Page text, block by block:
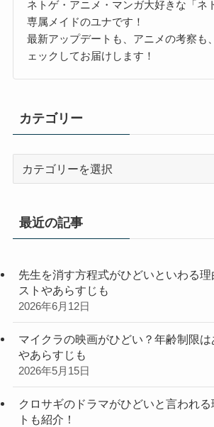
ネトゲ・アニメ・マンガ大好きな「ネ
専属メイドのユナです！
最新アップデートも、アニメの考察も
ェックしてお届けします！
カテゴリー
リ
最近の記事
先生を消す方程式がひどいといわる
ストやあらすじも
2026年6月12日
マイクラの映画がひどい？年齢制限は
やあらすじも
2026年5月15日
クロサギのドラマがひどいと言われ
トも紹介！